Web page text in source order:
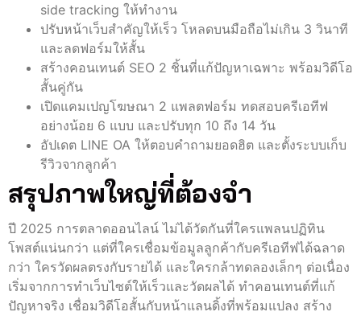
side tracking ให้ทำงาน
ปรับหน้าเว็บสำคัญให้เร็ว โหลดบนมือถือไม่เกิน 3 วินาที
และลดฟอร์มให้สั้น
สร้างคอนเทนต์ SEO 2 ชิ้นที่แก้ปัญหาเฉพาะ พร้อมวิดีโอ
สั้นคู่กัน
เปิดแคมเปญโฆษณา 2 แพลตฟอร์ม ทดสอบครีเอทีฟ
อย่างน้อย 6 แบบ และปรับทุก 10 ถึง 14 วัน
อัปเดต LINE OA ให้ตอบคำถามยอดฮิต และตั้งระบบเก็บ
รีวิวจากลูกค้า
สรุปภาพใหญ่ที่ต้องจำ
ปี 2025 การตลาดออนไลน์ ไม่ได้วัดกันที่ใครแพลนปฏิทิน
โพสต์แน่นกว่า แต่ที่ใครเชื่อมข้อมูลลูกค้ากับครีเอทีฟได้ฉลาด
กว่า ใครวัดผลตรงกับรายได้ และใครกล้าทดลองเล็กๆ ต่อเนื่อง
เริ่มจากการทำเว็บไซต์ให้เร็วและวัดผลได้ ทำคอนเทนต์ที่แก้
ปัญหาจริง เชื่อมวิดีโอสั้นกับหน้าแลนดิ้งที่พร้อมแปลง สร้าง